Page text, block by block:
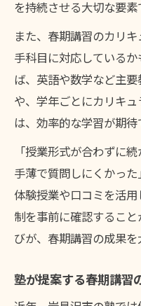
塾春期講習の
導く
春期講習選び
塾の春期講習
ント
柔軟な塾カリ
発揮
春期講習塾選
ム要素
塾春期講習で学習
る方法
春期講習を利
を持続させる大切な要素
また、春期講習のカリ
手科目に対応している
ば、英語や数学など主
や、学年ごとにカリキ
は、効率的な学習が期待
「授業形式が合わずに
手薄で質問しにくかった
体験授業や口コミを活
制を事前に確認するこ
びが、春期講習の成果を
塾が提案する春期講習